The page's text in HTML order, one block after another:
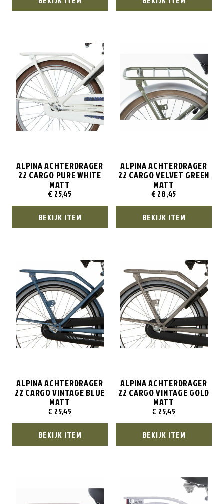
ALPINA ACHTERDRAGER
22 CARGO PURE WHITE
MATT
€ 25,45
BEKIJK ITEM
ALPINA ACHTERDRAGER
22 CARGO VELVET GREEN
MATT
€ 28,45
BEKIJK ITEM
ALPINA ACHTERDRAGER
22 CARGO VINTAGE BLUE
MATT
€ 25,45
BEKIJK ITEM
ALPINA ACHTERDRAGER
22 CARGO VINTAGE GOLD
MATT
€ 25,45
BEKIJK ITEM